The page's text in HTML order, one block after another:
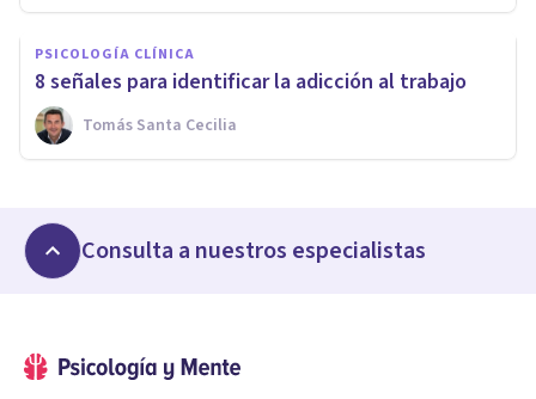
PSICOLOGÍA CLÍNICA
8 señales para identificar la adicción al trabajo
Tomás Santa Cecilia
Consulta a nuestros especialistas